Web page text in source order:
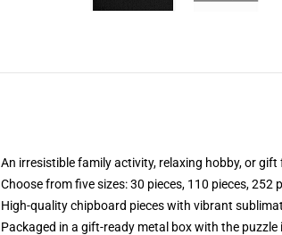
An irresistible family activity, relaxing hobby, or
Choose from five sizes: 30 pieces, 110 pieces, 252
High-quality chipboard pieces with vibrant
Packaged in a gift-ready metal box with the puzzle